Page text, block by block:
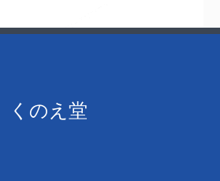
くのえ堂